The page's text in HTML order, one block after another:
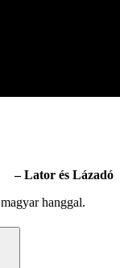
– Lator és Lázadó